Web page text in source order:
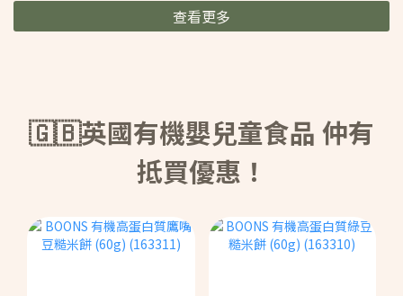
查看更多
🇬🇧英國有機嬰兒童食品 仲有
抵買優惠！